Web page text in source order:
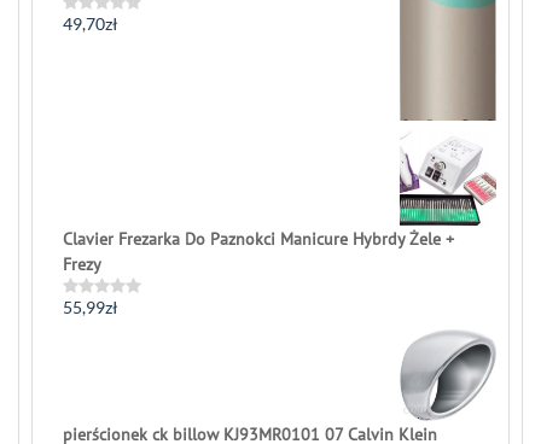
Rated
49,70zł
Clavier Frezarka Do Paznokci Manicure Hybrdy Żele +
Frezy
Rated
55,99zł
pierścionek ck billow KJ93MR0101 07 Calvin Klein